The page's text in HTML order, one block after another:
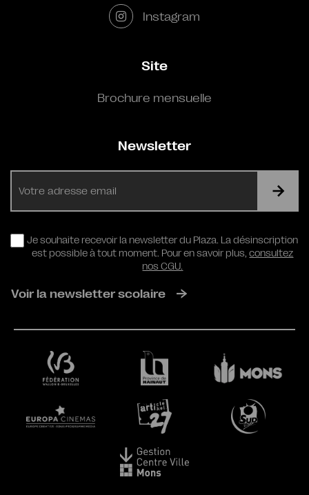
Instagram
Site
Brochure mensuelle
Newsletter
RGPD
Je souhaite recevoir la newsletter du Plaza. La désinscription
est possible à tout moment. Pour en savoir plus,consultez
nos CGU.
Voir la newsletter scolaire